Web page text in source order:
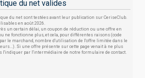
du net valides
du net sont testées avant leur publication sur CeriseClub.
en août 2026.
un certain délai, un coupon de réduction ou une offre en
ne fonctionne plus, et cela, pour différentes raisons (code
le marchand, nombre d'utilisation de l'offre limitée dans le
Si une offre présente sur cette page venait à ne plus
l'indiquer par l'intermédiaire de notre formulaire de contact.